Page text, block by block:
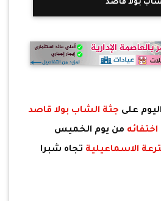
بولا قاصد
اليوم على جثة الشاب بولا قاصد
اختفائه من يوم الخميس
الاسماعيلية تجاه شبرا